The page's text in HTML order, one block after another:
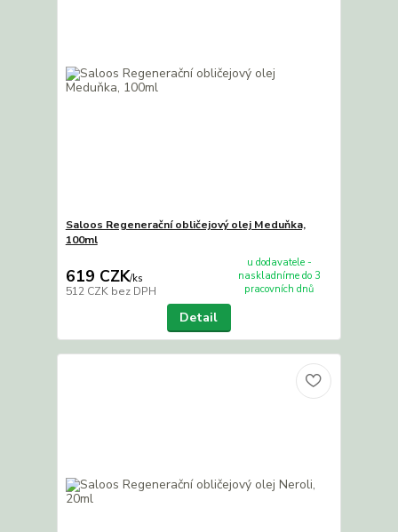
Saloos Regenerační obličejový olej Meduňka,
100ml
619 CZK/ks
512 CZK bez DPH
u dodavatele -
naskladníme do 3
pracovních dnů
Detail